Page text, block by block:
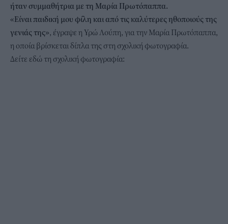
ήταν συμμαθήτρια με τη Μαρία Πρωτόπαππα.
«Είναι παιδική μου φίλη και από τις καλύτερες ηθοποιούς της
γενιάς της», έγραψε η Υρώ Λούπη, για την Μαρία Πρωτόπαππα,
η οποία βρίσκεται δίπλα της στη σχολική φωτογραφία.
Δείτε εδώ τη σχολική φωτογραφία: